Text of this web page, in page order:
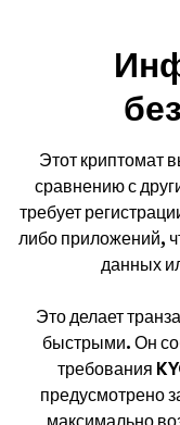
Этот криптомат
сравнению с
требует
либо приложений,
данных
Это делает
быстрыми. Он
требования
предусмотрено
максимально